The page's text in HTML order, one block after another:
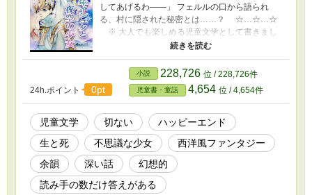
してあげるわ――」 フェルルの口から語られ
る、村に隠された秘密とは……？ ☆…☆…☆
※ 大人でも楽しめる児童文学として書きまし
た。明確な記述は避けておりますので、大人に
なって読み返してみると、また違った風に感じ
られる……そんな物語かもしれません……♪ ※
イラストは、親友の朝美智晴さまに描いていた
だきました。
24h.ポイント 0pt
小説 228,726 位 / 228,726件
児童書・童話 4,654 位 / 4,654件
児童文学 切ない
ハッピーエンド
生と死
不思議な少女
西洋風ファンタジー
余韻
深い話
幻想的
読み手の数だけ答えがある